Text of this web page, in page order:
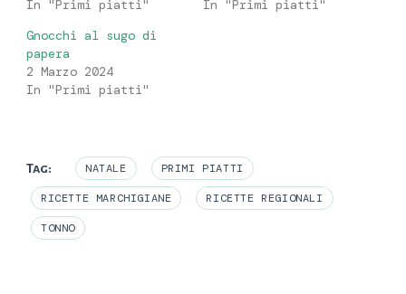
In "Primi piatti"
In "Primi piatti"
Gnocchi al sugo di
papera
2 Marzo 2024
In "Primi piatti"
Tag: NATALE PRIMI PIATTI
RICETTE MARCHIGIANE RICETTE REGIONALI
TONNO